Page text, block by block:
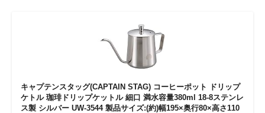
キャプテンスタッグ(CAPTAIN STAG) コーヒーポット ドリップ
ケトル 珈琲ドリップケットル 細口 満水容量380ml 18-8ステンレ
ス製 シルバー UW-3544 製品サイズ:(約)幅195×奥行80×高さ110